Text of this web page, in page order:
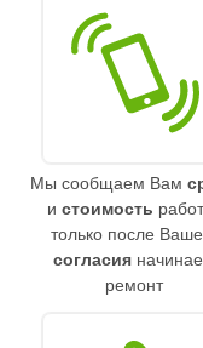
Мы сообщаем Вам
и стоимость
только после
согласия
ремонт